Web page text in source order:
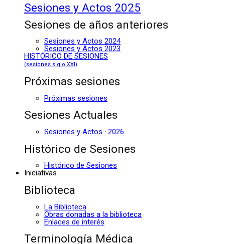
Sesiones y Actos 2025
Sesiones de años anteriores
Sesiones y Actos 2024
Sesiones y Actos 2023
HISTÓRICO DE SESIONES
(sesiones siglo XXI)
Próximas sesiones
Próximas sesiones
Sesiones Actuales
Sesiones y Actos · 2026
Histórico de Sesiones
Histórico de Sesiones
Iniciativas
Biblioteca
La Biblioteca
Obras donadas a la biblioteca
Enlaces de interés
Terminología Médica